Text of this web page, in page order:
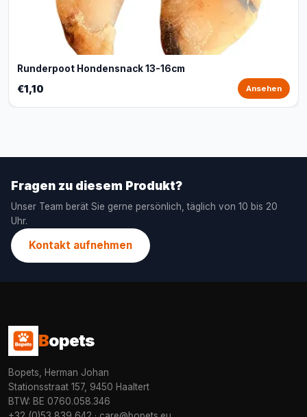
Runderpoot Hondensnack 13-16cm
€1,10 Ansehen
Fragen zu diesem Produkt?
Unser Team berät Sie gerne persönlich, täglich von 10 bis 20
Uhr.
Kontakt aufnehmen
Bopets
Bopets, Herman Johan
Stationsstraat 157, 9450 Haaltert
BTW: BE 0760.058.346